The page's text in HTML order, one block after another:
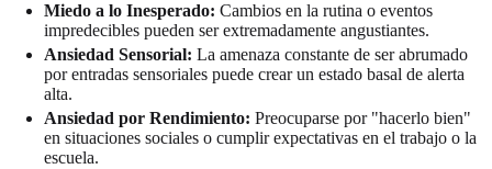
Miedo a lo Inesperado: Cambios en la rutina o eventos
impredecibles pueden ser extremadamente angustiantes.
Ansiedad Sensorial: La amenaza constante de ser abrumado
por entradas sensoriales puede crear un estado basal de alerta
alta.
Ansiedad por Rendimiento: Preocuparse por "hacerlo bien"
en situaciones sociales o cumplir expectativas en el trabajo o la
escuela.